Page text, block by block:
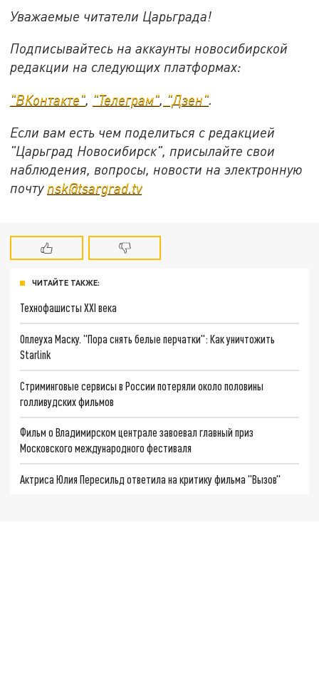
Уважаемые читатели Царьграда!
Подписывайтесь на аккаунты новосибирской
редакции на следующих платформах:
"ВКонтакте", "Телеграм", "Дзен".
Если вам есть чем поделиться с редакцией
"Царьград Новосибирск", присылайте свои
наблюдения, вопросы, новости на электронную
почту nsk@tsargrad.tv
ЧИТАЙТЕ ТАКЖЕ:
Технофашисты XXI века
Оплеуха Маску. "Пора снять белые перчатки": Как уничтожить
Starlink
Стриминговые сервисы в России потеряли около половины
голливудских фильмов
Фильм о Владимирском централе завоевал главный приз
Московского международного фестиваля
Актриса Юлия Пересильд ответила на критику фильма "Вызов"